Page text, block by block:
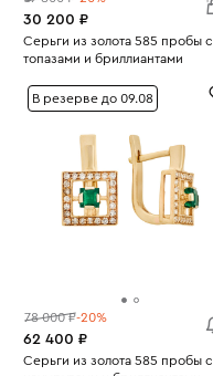
30 200 ₽
Серьги из золота 585 пробы с
топазами и бриллиантами
В резерве до 09.08
78 000 ₽-20%
62 400 ₽
Серьги из золота 585 пробы с